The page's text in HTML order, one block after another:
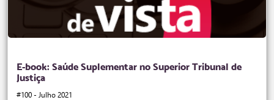
E-book: Saúde Suplementar no Superior Tribunal de
Justiça
#100 - Julho 2021